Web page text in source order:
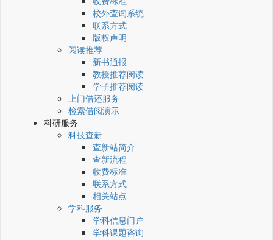
校外查询系统
联系方式
版权声明
阅读推荐
新书通报
教授推荐阅读
学子推荐阅读
上门借还服务
检索借阅演示
科研服务
科技查新
查新站简介
查新流程
收费标准
联系方式
相关站点
学科服务
学科信息门户
学科课题咨询